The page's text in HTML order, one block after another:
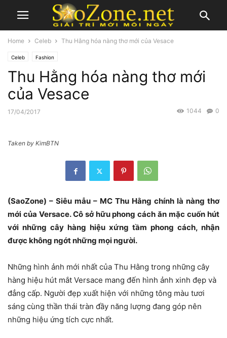
Home Celeb Thu Hằng hóa nàng thơ mới của Vesace
Celeb Fashion
Thu Hằng hóa nàng thơ mới
của Vesace
17/04/2017 0
1044
Taken by KimBTN
(SaoZone) – Siêu mẫu – MC Thu Hằng chính là nàng thơ
mới của Versace. Cô sở hữu phong cách ăn mặc cuốn hút
với những cây hàng hiệu xứng tầm phong cách, nhận
được không ngớt những mọi người.
Những hình ảnh mới nhất của Thu Hằng trong những cây
hàng hiệu hút mắt Versace mang đến hình ảnh xinh đẹp và
đẳng cấp. Người đẹp xuất hiện với những tông màu tươi
sáng cùng thần thái tràn đầy năng lượng đang góp nên
những hiệu ứng tích cực nhất.